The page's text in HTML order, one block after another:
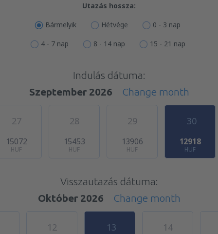
Utazás hossza:
Bármelyik Hétvége 0 - 3 nap
4 - 7 nap 8 - 14 nap 15 - 21 nap
Indulás dátuma:
Szeptember 2026
Change month
27
15072
HUF
28
15453
HUF
29
13906
HUF
30
12918
HUF
Visszautazás dátuma:
Október 2026
Change month
12 13 14